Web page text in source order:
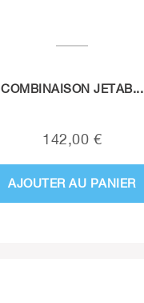
COMBINAISON JETAB...
142,00 €
AJOUTER AU PANIER